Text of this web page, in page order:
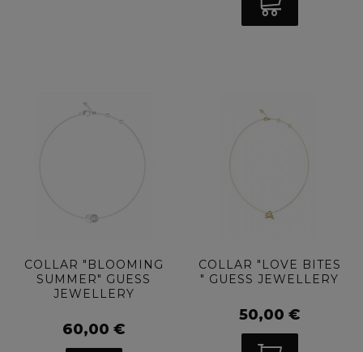
COLLAR "BLOOMING
SUMMER" GUESS
JEWELLERY
60,00 €
COLLAR "LOVE BITES
" GUESS JEWELLERY
50,00 €